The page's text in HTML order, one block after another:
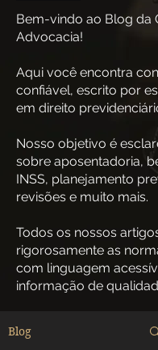
Bem-vindo ao Blog da
Advocacia!
Aqui você encontra
confiável, escrito por
em direito
Nosso objetivo é
sobre aposentadoria,
INSS, planejamento
revisões e muito mais.
Todos os nossos
rigorosamente as
com linguagem
informação de
Blog